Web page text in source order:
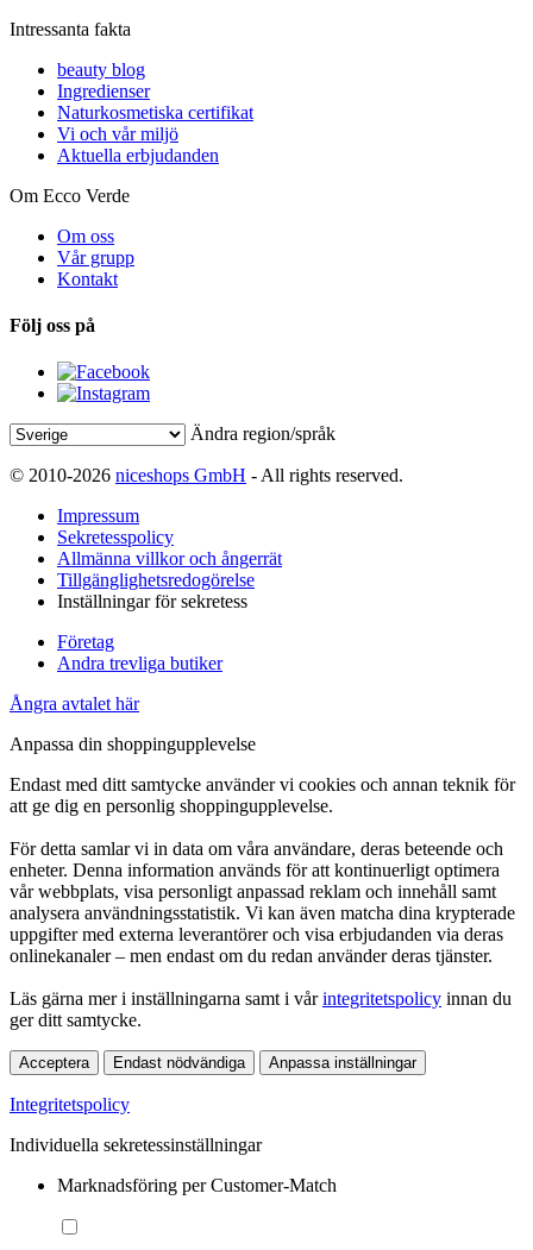
Intressanta fakta
beauty blog
Ingredienser
Naturkosmetiska certifikat
Vi och vår miljö
Aktuella erbjudanden
Om Ecco Verde
Om oss
Vår grupp
Kontakt
Följ oss på
Ändra region/språk
© 2010-2026 niceshops GmbH - All rights reserved.
Impressum
Sekretesspolicy
Allmänna villkor och ångerrät
Tillgänglighetsredogörelse
Inställningar för sekretess
Företag
Andra trevliga butiker
Ångra avtalet här
Anpassa din shoppingupplevelse
Endast med ditt samtycke använder vi cookies och annan teknik för
att ge dig en personlig shoppingupplevelse.
För detta samlar vi in data om våra användare, deras beteende och
enheter. Denna information används för att kontinuerligt optimera
vår webbplats, visa personligt anpassad reklam och innehåll samt
analysera användningsstatistik. Vi kan även matcha dina krypterade
uppgifter med externa leverantörer och visa erbjudanden via deras
onlinekanaler – men endast om du redan använder deras tjänster.
Läs gärna mer i inställningarna samt i vårintegritetspolicy innan du
ger ditt samtycke.
Acceptera Endast nödvändiga Anpassa inställningar
Integritetspolicy
Individuella sekretessinställningar
Marknadsföring per Customer-Match